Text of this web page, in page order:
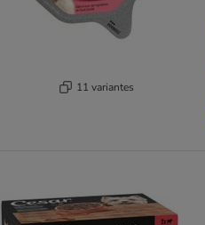
11 variantes